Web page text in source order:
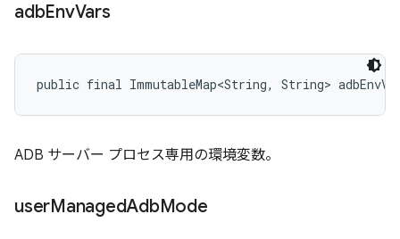
adbEnvVars
public final ImmutableMap<String, String>
ADB サーバー プロセス専用の環境変数。
userManagedAdbMode